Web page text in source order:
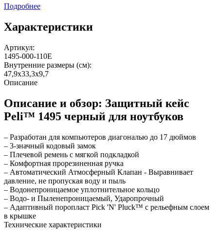
Подробнее
Характеристики
Артикул:
1495-000-110E
Внутренние размеры (см):
47,9x33,3x9,7
Описание
Описание и обзор: Защитный кейс
Peli™ 1495 черный для ноутбуков
– Разработан для компьютеров диагональю до 17 дюймов
– 3-значный кодовый замок
– Плечевой ремень с мягкой подкладкой
– Комфортная прорезиненная ручка
– Автоматический Атмосферный Клапан - Выравнивает
давление, не пропуская воду и пыль
– Водонепроницаемое уплотнительное кольцо
– Водо- и Пыленепроницаемый, Ударопрочный
– Адаптивный поропласт Pick 'N' Pluck™ с рельефным слоем
в крышке
Технические характеристики